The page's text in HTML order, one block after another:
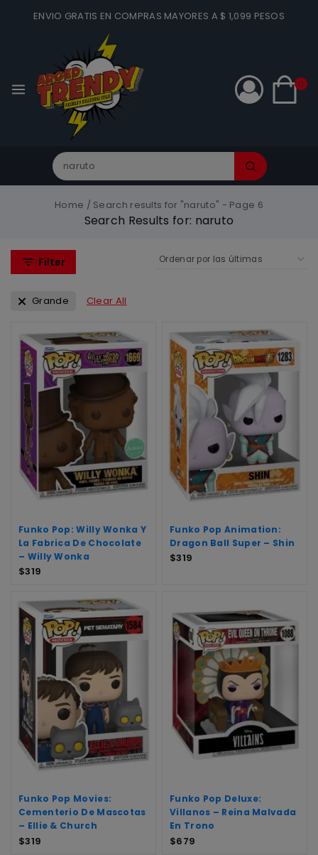
ENVIO GRATIS EN COMPRAS MAYORES A $ 1,099 PESOS
0
Home / Search results for "naruto" - Page 6
Search Results for: naruto
Filter
Grande Clear All
Funko Pop: Willy Wonka Y
La Fabrica De Chocolate
– Willy Wonka
$319
Funko Pop Animation:
Dragon Ball Super – Shin
$319
Funko Pop Movies:
Cementerio De Mascotas
– Ellie & Church
$319
Funko Pop Deluxe:
Villanos – Reina Malvada
En Trono
$679